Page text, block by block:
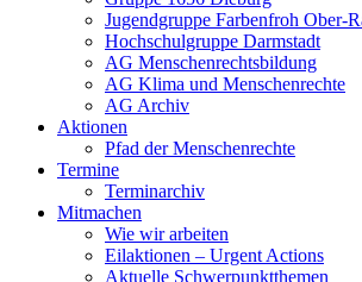
Jugendgruppe Farbenfroh Ober-
Hochschulgruppe Darmstadt
AG Menschenrechtsbildung
AG Klima und Menschenrechte
AG Archiv
Aktionen
Pfad der Menschenrechte
Termine
Terminarchiv
Mitmachen
Wie wir arbeiten
Eilaktionen – Urgent Actions
Aktuelle Schwerpunktthemen